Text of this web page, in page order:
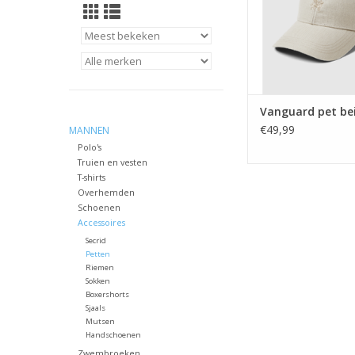
MANNEN
Polo's
Truien en vesten
T-shirts
Overhemden
Schoenen
Accessoires
Secrid
Petten
Riemen
Sokken
Boxershorts
Sjaals
Mutsen
Handschoenen
Vanguard pet
€49,99